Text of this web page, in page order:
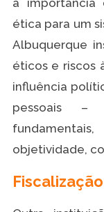
ética para um
Albuquerque
éticos e riscos
influência
pessoais –
objetividade,